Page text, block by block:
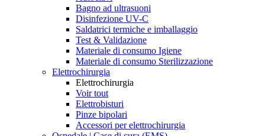
Bagno ad ultrasuoni
Disinfezione UV-C
Saldatrici termiche e imballaggio
Test & Validazione
Materiale di consumo Igiene
Materiale di consumo Sterilizzazione
Elettrochirurgia
Elettrochirurgia
Voir tout
Elettrobisturi
Pinze bipolari
Accessori per elettrochirurgia